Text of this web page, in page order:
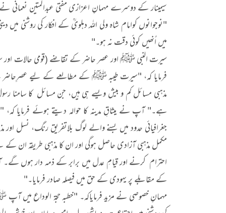
سیمینار کے دوسرے مہمانِ اعزازی مفتی عبدالمتین نعمانی
"نوجوانوں کوامام شاہ ولی اللہ دہلویؒ کے افکار کی
میں اُنھیں کوئی دقت نہ ہو۔"
سیرت النبی ﷺ اور عصر حاضر کے تقاضے (قومی حالات
فرمایا کہ، "سیرت طیبہ ﷺ کے مطالعے کے لیے
مذہبی مسائل کم و بیش ویسے ہی ہیں، جن مسائل کا
ہے۔" آپ نے میثاقِ مدینہ کا حوالہ دیتے ہوئے
جغرافیائی حدود میں بسنے والے لوگ بلاتفریق رنگ، نسل
مکمل مذہبی آزادی حاصل ہوگی اور ان کا مذہبی طریقہ ان
احترام کرنے اور قیامِ عدل میں برابر کے ذمہ دار
کے مقابلے پر یہودی کے حق میں فیصلہ صادر فرمایا۔"
مہمانِ خصوصی نے مزید فرمایاکہ۔ "خطبہ حجۃ الوداع میں